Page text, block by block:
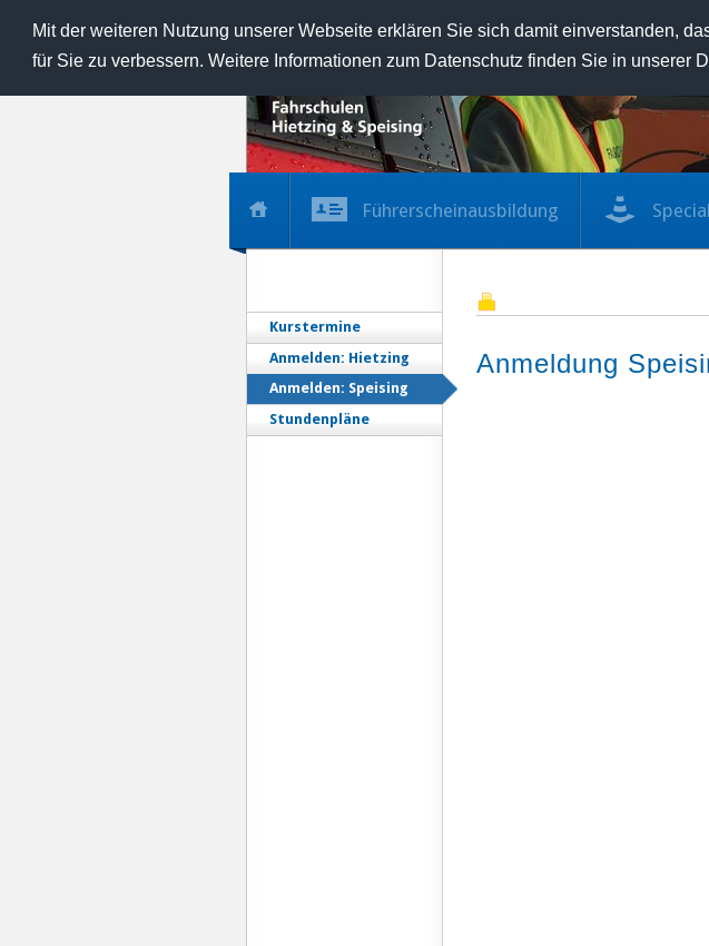
Mit der weiteren Nutzung unserer Webseite erklären Sie sich damit einverstanden,
für Sie zu verbessern. Weitere Informationen zum Datenschutz finden Sie in unserer
Führerscheinausbildung
Kurstermine
Anmelden: Hietzing
Anmelden: Speising
Stundenpläne
Anmeldung